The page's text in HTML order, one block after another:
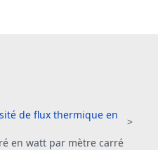
de flux thermique en
>
en watt par mètre carré